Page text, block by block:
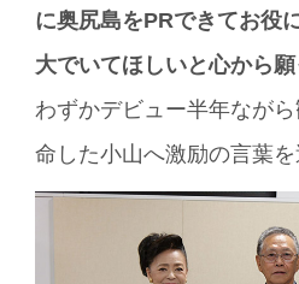
に奥尻島をPRできてお役
大でいてほしいと心から願
わずかデビュー半年なが
命した小山へ激励の言葉を